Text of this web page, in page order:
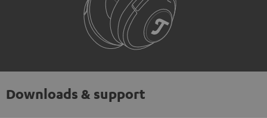
Downloads & support